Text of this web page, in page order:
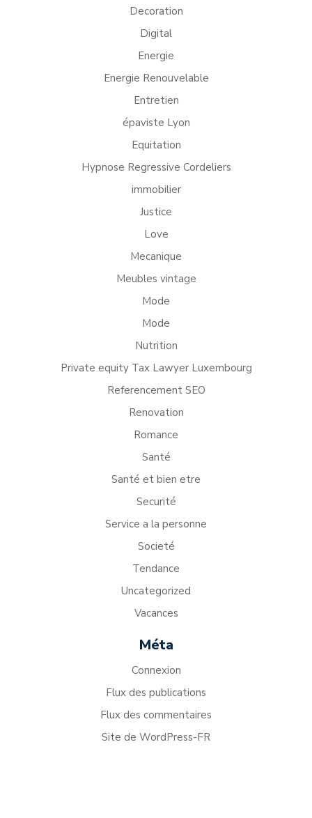
Decoration
Digital
Energie
Energie Renouvelable
Entretien
épaviste Lyon
Equitation
Hypnose Regressive Cordeliers
immobilier
Justice
Love
Mecanique
Meubles vintage
Mode
Mode
Nutrition
Private equity Tax Lawyer Luxembourg
Referencement SEO
Renovation
Romance
Santé
Santé et bien etre
Securité
Service a la personne
Societé
Tendance
Uncategorized
Vacances
Méta
Connexion
Flux des publications
Flux des commentaires
Site de WordPress-FR